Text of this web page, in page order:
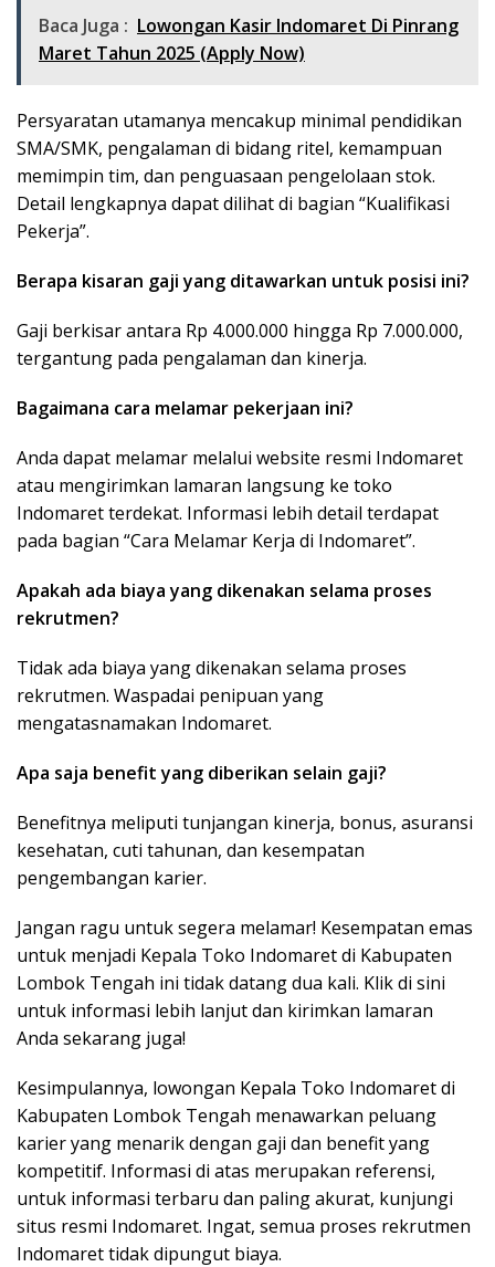
Baca Juga : Lowongan Kasir Indomaret Di Pinrang
Maret Tahun 2025 (Apply Now)
Persyaratan utamanya mencakup minimal pendidikan
SMA/SMK, pengalaman di bidang ritel, kemampuan
memimpin tim, dan penguasaan pengelolaan stok.
Detail lengkapnya dapat dilihat di bagian “Kualifikasi
Pekerja”.
Berapa kisaran gaji yang ditawarkan untuk posisi ini?
Gaji berkisar antara Rp 4.000.000 hingga Rp 7.000.000,
tergantung pada pengalaman dan kinerja.
Bagaimana cara melamar pekerjaan ini?
Anda dapat melamar melalui website resmi Indomaret
atau mengirimkan lamaran langsung ke toko
Indomaret terdekat. Informasi lebih detail terdapat
pada bagian “Cara Melamar Kerja di Indomaret”.
Apakah ada biaya yang dikenakan selama proses
rekrutmen?
Tidak ada biaya yang dikenakan selama proses
rekrutmen. Waspadai penipuan yang
mengatasnamakan Indomaret.
Apa saja benefit yang diberikan selain gaji?
Benefitnya meliputi tunjangan kinerja, bonus, asuransi
kesehatan, cuti tahunan, dan kesempatan
pengembangan karier.
Jangan ragu untuk segera melamar! Kesempatan emas
untuk menjadi Kepala Toko Indomaret di Kabupaten
Lombok Tengah ini tidak datang dua kali. Klik di sini
untuk informasi lebih lanjut dan kirimkan lamaran
Anda sekarang juga!
Kesimpulannya, lowongan Kepala Toko Indomaret di
Kabupaten Lombok Tengah menawarkan peluang
karier yang menarik dengan gaji dan benefit yang
kompetitif. Informasi di atas merupakan referensi,
untuk informasi terbaru dan paling akurat, kunjungi
situs resmi Indomaret. Ingat, semua proses rekrutmen
Indomaret tidak dipungut biaya.